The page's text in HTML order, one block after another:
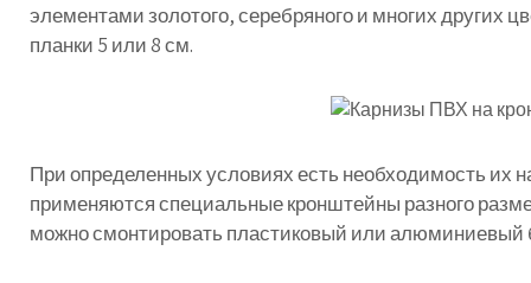
элементамизолотого,серебряногои многихдругих
планки 5 или8см.
Приопределенныхусловияхесть необходимость их
применяютсяспециальныекронштейны разного
можносмонтировать пластиковый илиалюминиевый